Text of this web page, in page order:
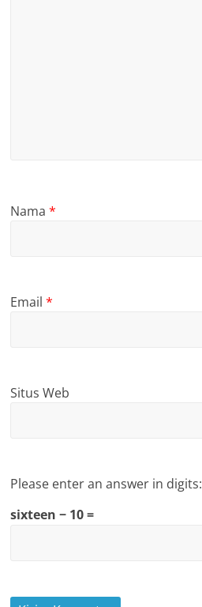
Nama*
Email*
Situs Web
Please enter an answer in digits:
sixteen − 10 =